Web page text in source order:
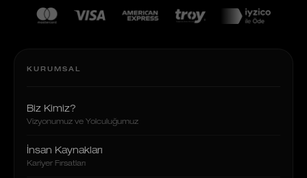
KURUMSAL
Biz Kimiz?
Vizyonumuz ve Yolculuğumuz
İnsan Kaynakları
Kariyer Fırsatları